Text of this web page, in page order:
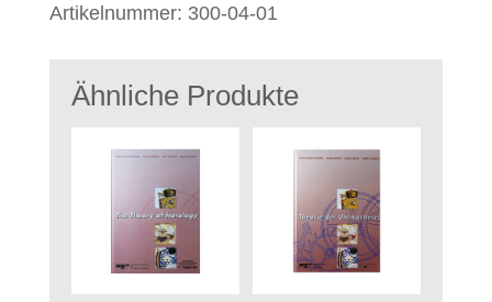
Artikelnummer: 300-04-01
Ähnliche Produkte